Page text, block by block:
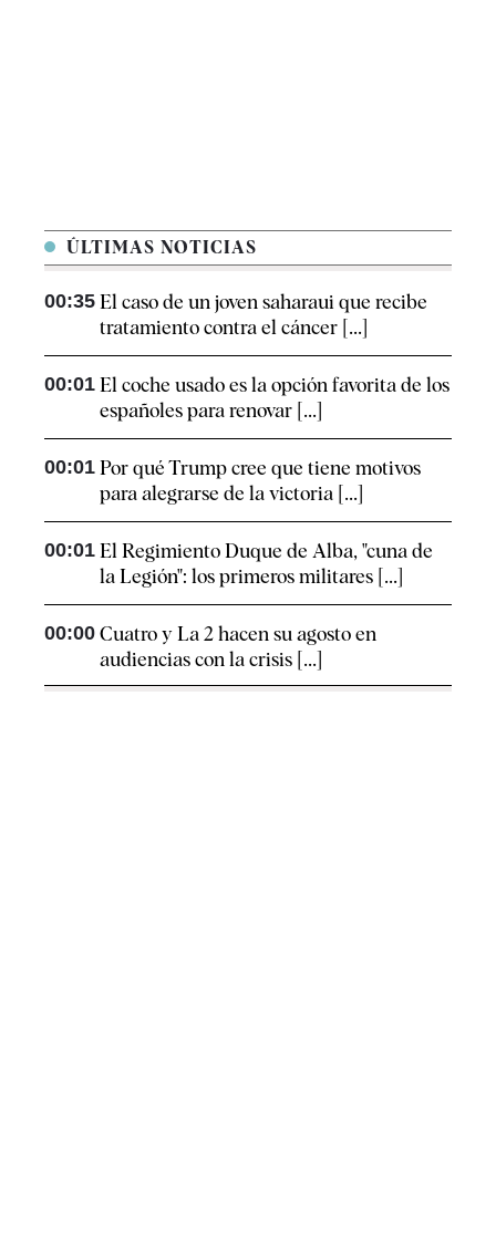
ÚLTIMAS NOTICIAS
00:35 El caso de un joven saharaui que recibe
tratamiento contra el cáncer [...]
00:01 El coche usado es la opción favorita de los
españoles para renovar [...]
00:01 Por qué Trump cree que tiene motivos
para alegrarse de la victoria [...]
00:01 El Regimiento Duque de Alba, "cuna de
la Legión": los primeros militares [...]
00:00 Cuatro y La 2 hacen su agosto en
audiencias con la crisis [...]